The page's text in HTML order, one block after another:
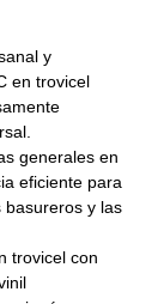
y
en trovicel
generales en
eficiente para
basureros y las
trovicel con